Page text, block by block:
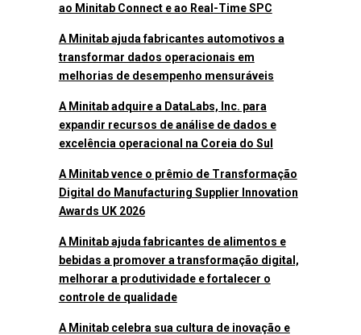
ao Minitab Connect e ao Real-Time SPC
A Minitab ajuda fabricantes automotivos a
transformar dados operacionais em
melhorias de desempenho mensuráveis
A Minitab adquire a DataLabs, Inc. para
expandir recursos de análise de dados e
excelência operacional na Coreia do Sul
A Minitab vence o prêmio de Transformação
Digital do Manufacturing Supplier Innovation
Awards UK 2026
A Minitab ajuda fabricantes de alimentos e
bebidas a promover a transformação digital,
melhorar a produtividade e fortalecer o
controle de qualidade
A Minitab celebra sua cultura de inovação e